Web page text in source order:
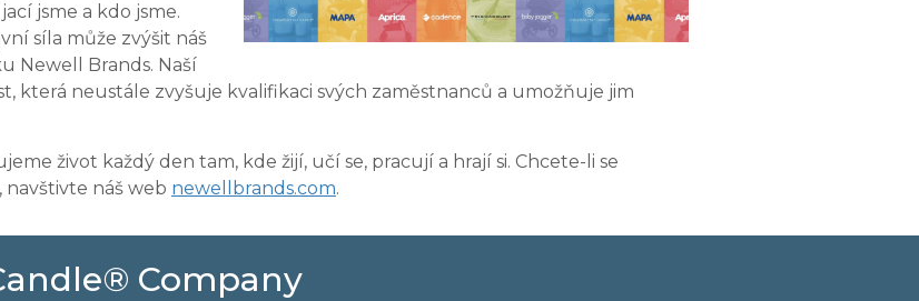
jsme a kdo jsme.
síla může zvýšit náš
Newell Brands. Naší
která neustále zvyšuje kvalifikaci svých zaměstnanců a umožňuje jim
život každý den tam, kde žijí, učí se, pracují a hrají si. Chcete-li se
náš web newellbrands.com.
Company